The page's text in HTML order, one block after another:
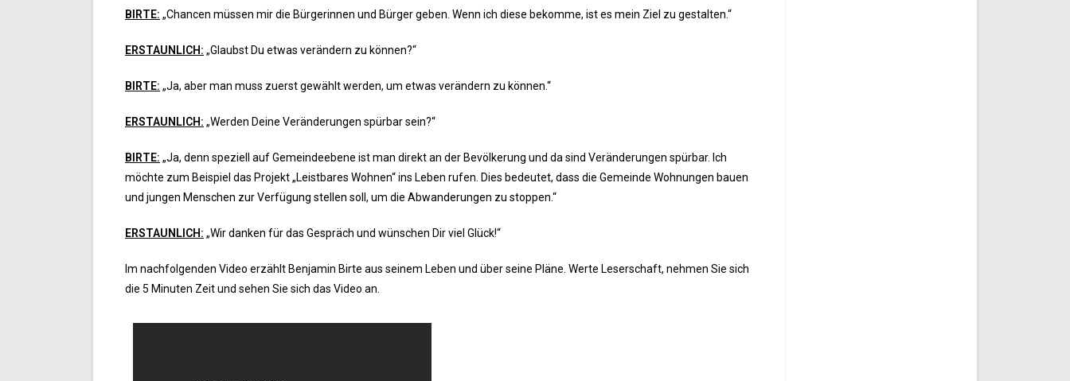
BIRTE: „Chancen müssen mir die Bürgerinnen und Bürger geben. Wenn ich diese bekomme, ist es mein Ziel zu gestalten.“
ERSTAUNLICH: „Glaubst Du etwas verändern zu können?“
BIRTE: „Ja, aber man muss zuerst gewählt werden, um etwas verändern zu können.“
ERSTAUNLICH: „Werden Deine Veränderungen spürbar sein?“
BIRTE: „Ja, denn speziell auf Gemeindeebene ist man direkt an der Bevölkerung und da sind Veränderungen spürbar. Ich
möchte zum Beispiel das Projekt „Leistbares Wohnen“ ins Leben rufen. Dies bedeutet, dass die Gemeinde Wohnungen bauen
und jungen Menschen zur Verfügung stellen soll, um die Abwanderungen zu stoppen.“
ERSTAUNLICH: „Wir danken für das Gespräch und wünschen Dir viel Glück!“
Im nachfolgenden Video erzählt Benjamin Birte aus seinem Leben und über seine Pläne. Werte Leserschaft, nehmen Sie sich
die 5 Minuten Zeit und sehen Sie sich das Video an.